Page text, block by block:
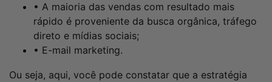
• A maioria das vendas com resultado mais
rápido é proveniente da busca orgânica, tráfego
direto e mídias sociais;
• E-mail marketing.
Ou seja, aqui, você pode constatar que a estratégia